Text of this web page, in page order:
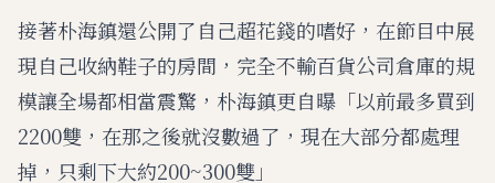
接著朴海鎮還公開了自己超花錢的嗜好，在節目中展
現自己收納鞋子的房間，完全不輸百貨公司倉庫的規
模讓全場都相當震驚，朴海鎮更自曝「以前最多買到
2200雙，在那之後就沒數過了，現在大部分都處理
掉，只剩下大約200~300雙」